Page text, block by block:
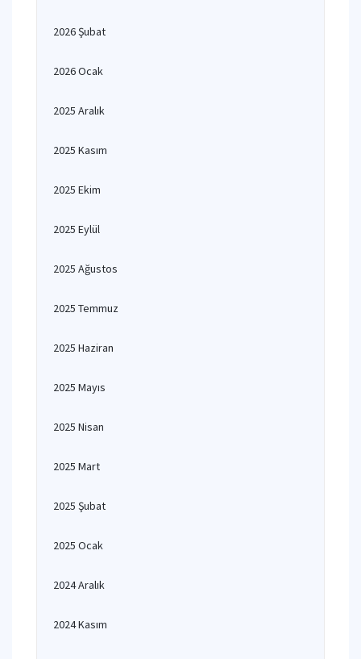
2026 Şubat
2026 Ocak
2025 Aralık
2025 Kasım
2025 Ekim
2025 Eylül
2025 Ağustos
2025 Temmuz
2025 Haziran
2025 Mayıs
2025 Nisan
2025 Mart
2025 Şubat
2025 Ocak
2024 Aralık
2024 Kasım